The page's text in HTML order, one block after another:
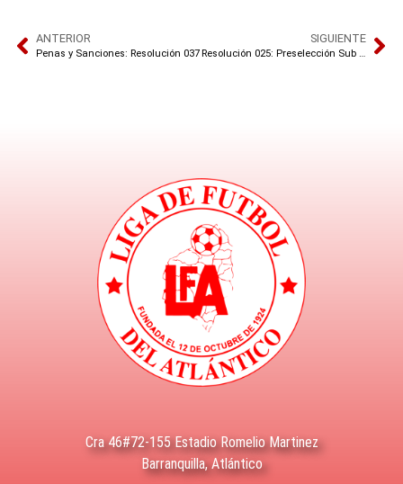
ANTERIOR
Penas y Sanciones: Resolución 037
SIGUIENTE
Resolución 025: Preselección Sub 13 Masculina
Cra 46#72-155 Estadio Romelio Martinez
Barranquilla, Atlántico